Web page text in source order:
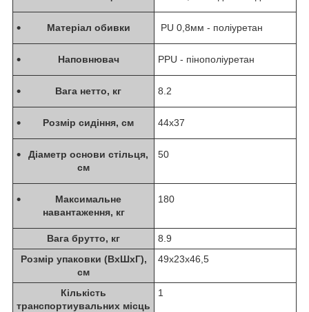
Матеріал обивки PU 0,8мм - поліуретан
Наповнювач PPU - пінополіуретан
Вага нетто, кг 8.2
Розмір сидіння, см 44х37
Діаметр основи стільця,
см
50
Максимальне
навантаження, кг
180
Вага брутто, кг
8.9
Розмір упаковки (ВхШхГ),
см
49х23х46,5
Кількість
транспортиувальних місць
1